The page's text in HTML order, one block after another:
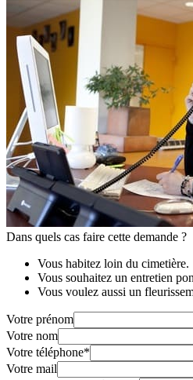
Dans quels cas faire cette demande ?
Vous habitez loin du cimetière.
Vous souhaitez un entretien
Vous voulez aussi un
Votre prénom
Votre nom
Votre téléphone*
Votre mail